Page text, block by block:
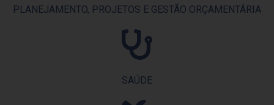
PLANEJAMENTO, PROJETOS E GESTÃO ORÇAMENTÁRIA
SAÚDE